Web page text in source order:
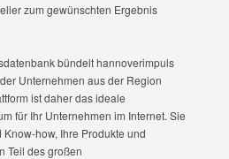
zum gewünschten Ergebnis
bündelt hannoverimpuls
Unternehmen aus der Region
ist daher das ideale
für Ihr Unternehmen im Internet. Sie
how, Ihre Produkte und
Teil des großen